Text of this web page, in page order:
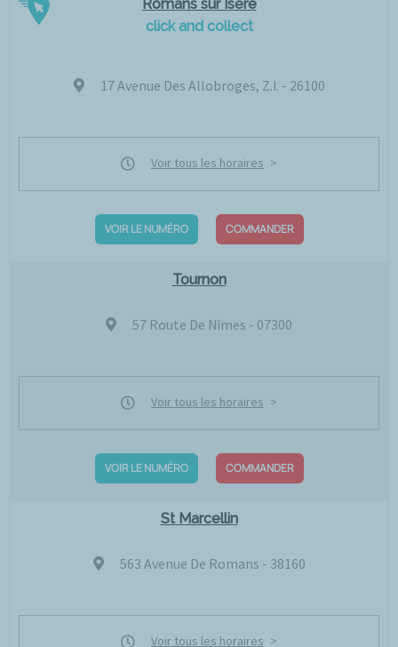
Romans sur Isere
click and collect
17 Avenue Des Allobroges, Z.I. - 26100
Voir tous les horaires
VOIR LE NUMÉRO COMMANDER
Tournon
57 Route De Nîmes - 07300
Voir tous les horaires
VOIR LE NUMÉRO COMMANDER
St Marcellin
563 Avenue De Romans - 38160
Voir tous les horaires